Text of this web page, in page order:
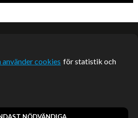
som inte är märkta
cookies för statistik och